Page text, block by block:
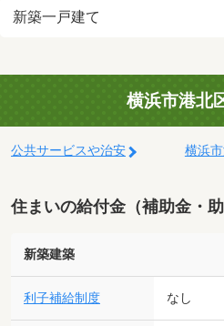
新築一戸建て
横浜市港北
公共サービスや治安 横浜
住まいの給付金（補助金・助
新築建築
利子補給制度 なし